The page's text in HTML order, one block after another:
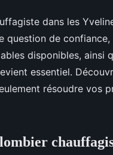
dans les
question de
disponibles, ainsi
essentiel.
résoudre vos